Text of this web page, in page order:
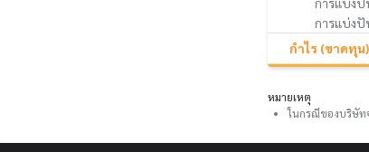
การแบ่งปั
กำไร (ขาดทุ
หมายเหตุ
ในกรณีของบริษัท